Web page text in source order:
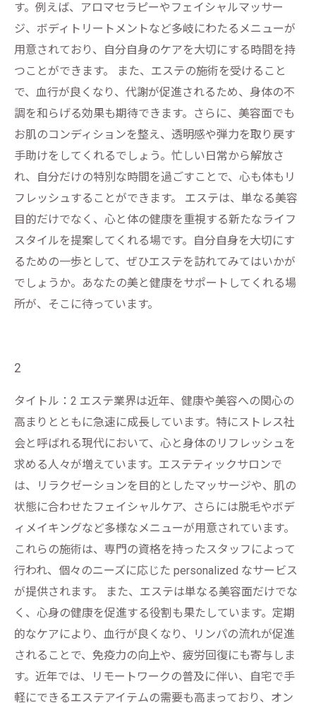
す。例えば、アロマセラピーやフェイシャルマッサー
ジ、ボディトリートメントなど多岐にわたるメニューが
用意されており、自分自身のケアを大切にする時間を持
つことができます。 また、エステの施術を受けること
で、血行が良くなり、代謝が促進されるため、身体の不
調を和らげる効果も期待できます。さらに、美容面でも
お肌のコンディションを整え、透明感や弾力を取り戻す
手助けをしてくれるでしょう。忙しい日常から解放さ
れ、自分だけの特別な時間を過ごすことで、心も体もリ
フレッシュすることができます。 エステは、単なる美容
目的だけでなく、心と体の健康を重視する新たなライフ
スタイルを提案してくれる場です。自分自身を大切にす
るための一歩として、ぜひエステを訪れてみてはいかが
でしょうか。あなたの美と健康をサポートしてくれる場
所が、そこに待っています。
2
タイトル：2 エステ業界は近年、健康や美容への関心の
高まりとともに急速に成長しています。特にストレス社
会と呼ばれる現代において、心と身体のリフレッシュを
求める人々が増えています。エステティックサロンで
は、リラクゼーションを目的としたマッサージや、肌の
状態に合わせたフェイシャルケア、さらには脱毛やボデ
ィメイキングなど多様なメニューが用意されています。
これらの施術は、専門の資格を持ったスタッフによって
行われ、個々のニーズに応じた personalized なサービス
が提供されます。 また、エステは単なる美容面だけでな
く、心身の健康を促進する役割も果たしています。定期
的なケアにより、血行が良くなり、リンパの流れが促進
されることで、免疫力の向上や、疲労回復にも寄与しま
す。近年では、リモートワークの普及に伴い、自宅で手
軽にできるエステアイテムの需要も高まっており、オン